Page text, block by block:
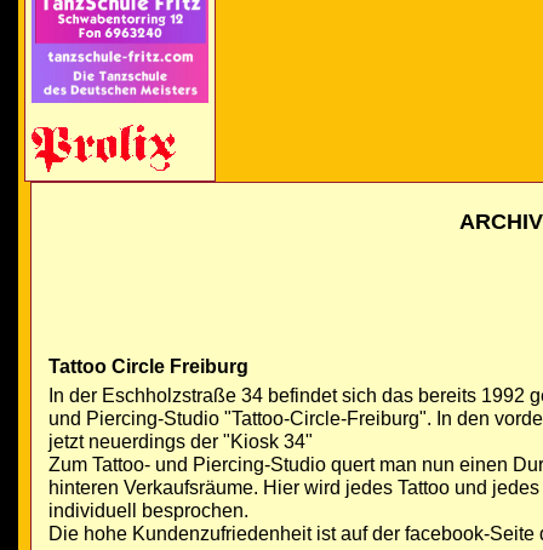
ARCHIV
Tattoo Circle Freiburg
In der Eschholzstraße 34 befindet sich das bereits 1992
und Piercing-Studio "Tattoo-Circle-Freiburg". In den
jetzt neuerdings der "Kiosk 34"
Zum Tattoo- und Piercing-Studio quert man nun einen
hinteren Verkaufsräume. Hier wird jedes Tattoo und
individuell besprochen.
Die hohe Kundenzufriedenheit ist auf der facebook-Seite